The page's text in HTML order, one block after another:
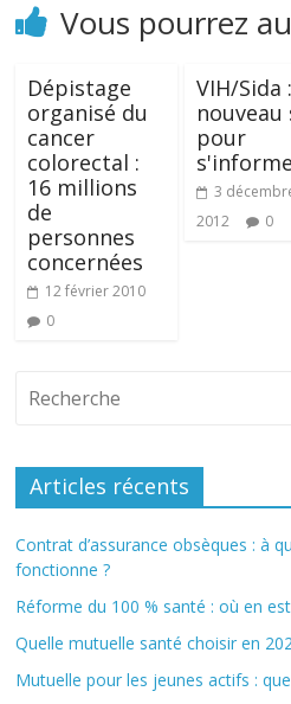
Vous pourrez
Dépistage
organisé du
cancer
colorectal :
16 millions
de
personnes
concernées
12 février 2010
0
VIH/Sida
nouveau
pour
3
2012
0
Articles récents
Contrat d’assurance obsèques : à
fonctionne ?
Réforme du 100 % santé : où en
Quelle mutuelle santé choisir en
Mutuelle pour les jeunes actifs :